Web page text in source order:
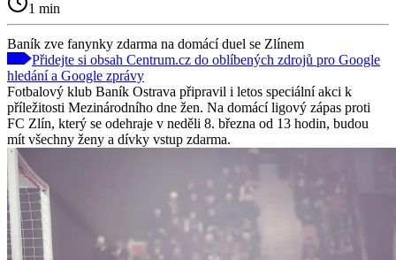
1 min
Baník zve fanynky zdarma na domácí duel se Zlínem
Přidejte si obsah Centrum.cz do oblíbených zdrojů pro Google
hledání a Google zprávy
Fotbalový klub Baník Ostrava připravil i letos speciální akci k
příležitosti Mezinárodního dne žen. Na domácí ligový zápas proti
FC Zlín, který se odehraje v neděli 8. března od 13 hodin, budou
mít všechny ženy a dívky vstup zdarma.